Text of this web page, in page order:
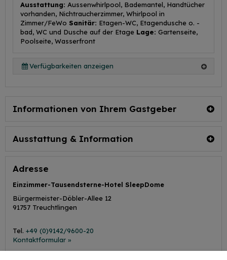
Ausstattung: Aussenwhirlpool, Bademantel, Handtücher
vorhanden, Nichtraucherzimmer, Whirlpool in
Zimmer/FeWo Sanitär: Etagen-WC, Etagendusche o. -
bad, WC und Dusche auf der Etage Lage: Gartenseite,
Poolseite, Wasserfront
Verfügbarkeiten anzeigen
Informationen von Ihrem Gastgeber
Ausstattung & Information
Adresse
Einzimmer-Tausendsterne-Hotel SleepDome
Bürgermeister-Döbler-Allee 12
91757 Treuchtlingen
Tel. +49 (0)9142/9600-20
Kontaktformular »